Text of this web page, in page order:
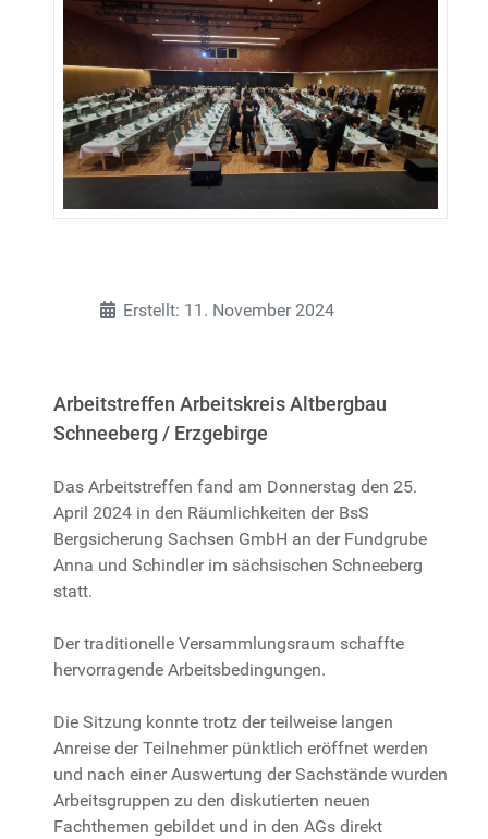
Details Erstellt: 11. November 2024
Arbeitstreffen Arbeitskreis Altbergbau
Schneeberg / Erzgebirge
Das Arbeitstreffen fand am Donnerstag den 25.
April 2024 in den Räumlichkeiten der BsS
Bergsicherung Sachsen GmbH an der Fundgrube
Anna und Schindler im sächsischen Schneeberg
statt.
Der traditionelle Versammlungsraum schaffte
hervorragende Arbeitsbedingungen.
Die Sitzung konnte trotz der teilweise langen
Anreise der Teilnehmer pünktlich eröffnet werden
und nach einer Auswertung der Sachstände wurden
Arbeitsgruppen zu den diskutierten neuen
Fachthemen gebildet und in den AGs direkt